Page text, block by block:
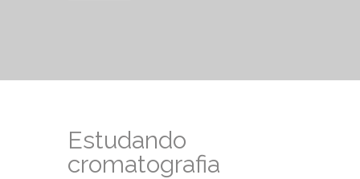
Estudando
cromatografia